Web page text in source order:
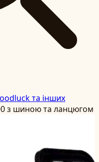
та інших
з шиною та ланцюгом